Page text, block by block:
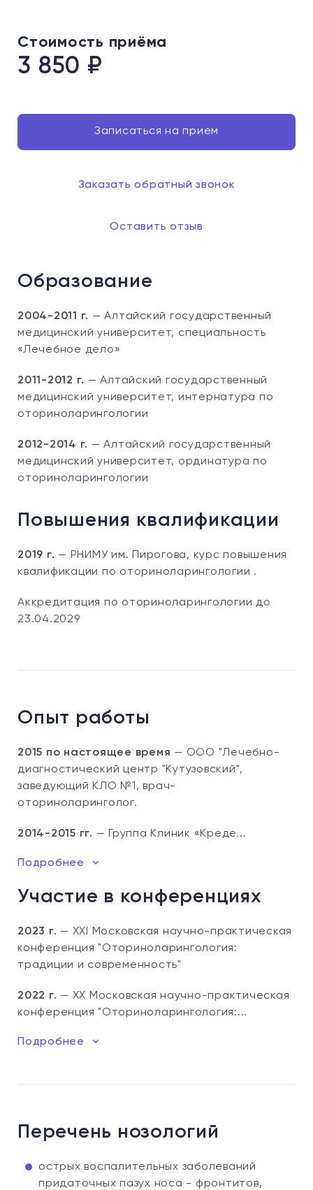
Стоимость приёма
3 850 ₽
Записаться на прием
Заказать обратный звонок
Оставить отзыв
Образование
2004-2011 г. — Алтайский государственный
медицинский университет, специальность
«Лечебное дело»
2011-2012 г. — Алтайский государственный
медицинский университет, интернатура по
оториноларингологии
2012-2014 г. — Алтайский государственный
медицинский университет, ординатура по
оториноларингологии
Повышения квалификации
2019 г. — РНИМУ им. Пирогова, курс повышения
квалификации по оториноларингологии .
Аккредитация по оториноларингологии до
23.04.2029
Опыт работы
2015 по настоящее время — ООО "Лечебно-
диагностический центр "Кутузовский",
заведующий КЛО №1, врач-
оториноларинголог.
2014-2015 гг. — Группа Клиник «Креде...
Подробнее
Участие в конференциях
2023 г. — XXI Московская научно-практическая
конференция "Оториноларингология:
традиции и современность"
2022 г. — XX Московская научно-практическая
конференция "Оториноларингология:...
Подробнее
Перечень нозологий
острых воспалительных заболеваний
придаточных пазух носа - фронтитов,